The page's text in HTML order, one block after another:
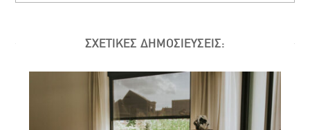
ΣΧΕΤΙΚΕΣ ΔΗΜΟΣΙΕΥΣΕΙΣ: